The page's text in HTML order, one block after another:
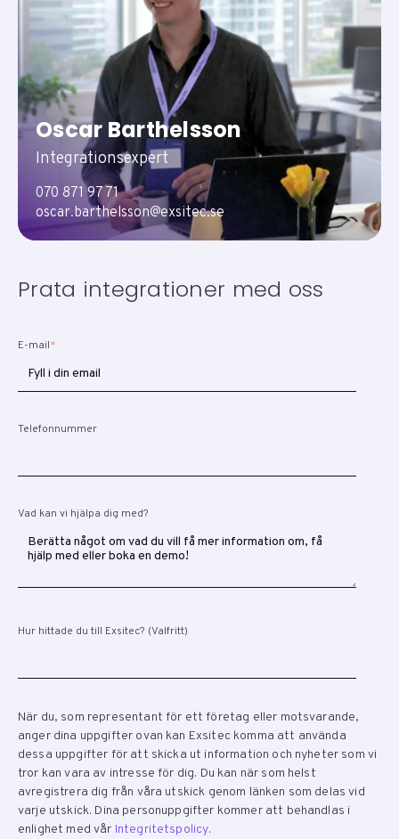
Oscar Barthelsson
Integrationsexpert
070 871 97 71
oscar.barthelsson@exsitec.se
Prata integrationer med oss
E-mail*
Telefonnummer
Vad kan vi hjälpa dig med?
Hur hittade du till Exsitec? (Valfritt)
När du, som representant för ett företag eller motsvarande,
anger dina uppgifter ovan kan Exsitec komma att använda
dessa uppgifter för att skicka ut information och nyheter som vi
tror kan vara av intresse för dig. Du kan när som helst
avregistrera dig från våra utskick genom länken som delas vid
varje utskick. Dina personuppgifter kommer att behandlas i
enlighet med vår Integritetspolicy.